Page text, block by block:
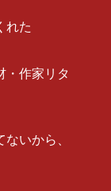
れた
・作家リタ
いから、